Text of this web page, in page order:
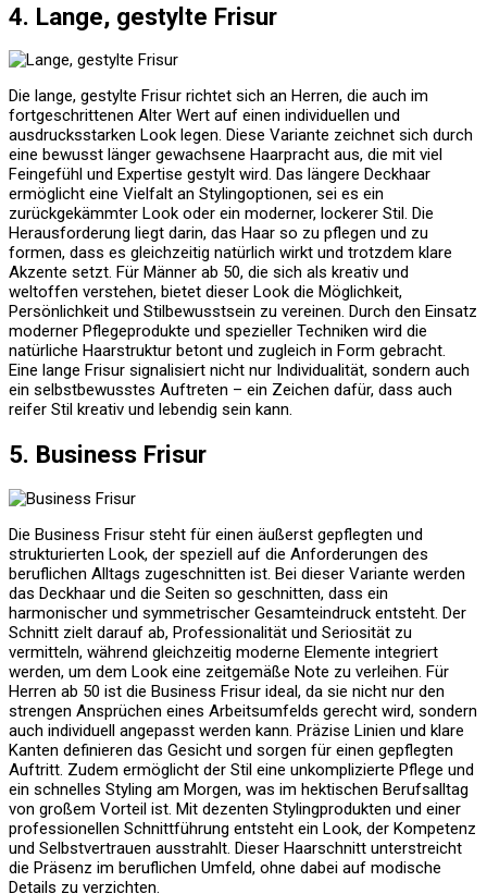
4. Lange, gestylte Frisur
Die lange, gestylte Frisur richtet sich an Herren, die auch im
fortgeschrittenen Alter Wert auf einen individuellen und
ausdrucksstarken Look legen. Diese Variante zeichnet sich durch
eine bewusst länger gewachsene Haarpracht aus, die mit viel
Feingefühl und Expertise gestylt wird. Das längere Deckhaar
ermöglicht eine Vielfalt an Stylingoptionen, sei es ein
zurückgekämmter Look oder ein moderner, lockerer Stil. Die
Herausforderung liegt darin, das Haar so zu pflegen und zu
formen, dass es gleichzeitig natürlich wirkt und trotzdem klare
Akzente setzt. Für Männer ab 50, die sich als kreativ und
weltoffen verstehen, bietet dieser Look die Möglichkeit,
Persönlichkeit und Stilbewusstsein zu vereinen. Durch den Einsatz
moderner Pflegeprodukte und spezieller Techniken wird die
natürliche Haarstruktur betont und zugleich in Form gebracht.
Eine lange Frisur signalisiert nicht nur Individualität, sondern auch
ein selbstbewusstes Auftreten – ein Zeichen dafür, dass auch
reifer Stil kreativ und lebendig sein kann.
5. Business Frisur
Die Business Frisur steht für einen äußerst gepflegten und
strukturierten Look, der speziell auf die Anforderungen des
beruflichen Alltags zugeschnitten ist. Bei dieser Variante werden
das Deckhaar und die Seiten so geschnitten, dass ein
harmonischer und symmetrischer Gesamteindruck entsteht. Der
Schnitt zielt darauf ab, Professionalität und Seriosität zu
vermitteln, während gleichzeitig moderne Elemente integriert
werden, um dem Look eine zeitgemäße Note zu verleihen. Für
Herren ab 50 ist die Business Frisur ideal, da sie nicht nur den
strengen Ansprüchen eines Arbeitsumfelds gerecht wird, sondern
auch individuell angepasst werden kann. Präzise Linien und klare
Kanten definieren das Gesicht und sorgen für einen gepflegten
Auftritt. Zudem ermöglicht der Stil eine unkomplizierte Pflege und
ein schnelles Styling am Morgen, was im hektischen Berufsalltag
von großem Vorteil ist. Mit dezenten Stylingprodukten und einer
professionellen Schnittführung entsteht ein Look, der Kompetenz
und Selbstvertrauen ausstrahlt. Dieser Haarschnitt unterstreicht
die Präsenz im beruflichen Umfeld, ohne dabei auf modische
Details zu verzichten.